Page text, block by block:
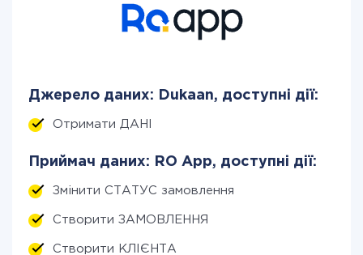
Джерело даних: Dukaan, доступні дії:
Отримати ДАНІ
Приймач даних: RO App, доступні дії:
Змінити СТАТУС замовлення
Створити ЗАМОВЛЕННЯ
Створити КЛІЄНТА